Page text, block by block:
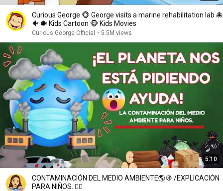
Curious George 🐵 George visits a marine rehabilitation lab 🐙
🐠 🐡 Kids Cartoon 🐵 Kids Movies
Curious George Official • 5.5M views
5:10
CONTAMINACIÓN DEL MEDIO AMBIENTE🌎🚯 /EXPLICACIÓN
PARA NIÑOS. 🙋‍♀️